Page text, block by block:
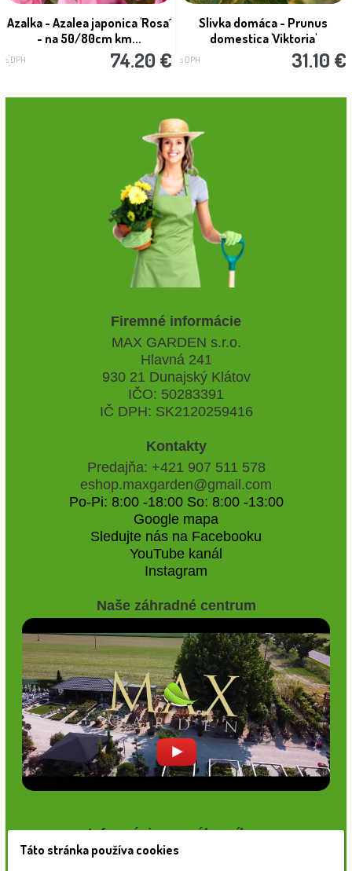
Azalka - Azalea japonica 'Rosa´
- na 50/80cm km...
s DPH 74.20 €
Slivka domáca - Prunus
domestica 'Viktoria'
s DPH 31.10 €
Firemné informácie
MAX GARDEN s.r.o.
Hlavná 241
930 21 Dunajský Klátov
IČO: 50283391
IČ DPH: SK2120259416
Kontakty
Predajňa: +421 907 511 578
eshop.maxgarden@gmail.com
Po-Pi: 8:00 -18:00 So: 8:00 -13:00
Google mapa
Sledujte nás na Facebooku
YouTube kanál
Instagram
Naše záhradné centrum
Informácie pre zákazníkov
Blog
Táto stránka používa cookies